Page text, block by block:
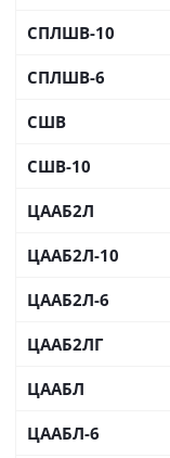
СПЛШВ-10
СПЛШВ-6
СШВ
СШВ-10
ЦААБ2Л
ЦААБ2Л-10
ЦААБ2Л-6
ЦААБ2ЛГ
ЦААБЛ
ЦААБЛ-6